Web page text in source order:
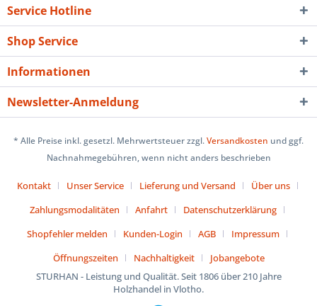
Service Hotline
Shop Service
Informationen
Newsletter-Anmeldung
* Alle Preise inkl. gesetzl. Mehrwertsteuer zzgl.Versandkosten und ggf.
Nachnahmegebühren, wenn nicht anders beschrieben
Kontakt Unser Service Lieferung und Versand
Über uns
Zahlungsmodalitäten
Anfahrt
Datenschutzerklärung
Shopfehler melden
Kunden-Login AGB
Impressum
Öffnungszeiten
Nachhaltigkeit
Jobangebote
STURHAN - Leistung und Qualität. Seit 1806 über 210 Jahre
Holzhandel in Vlotho.